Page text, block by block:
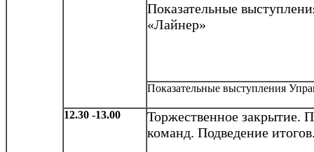
Показательные
«Лайнер»
Показательные выступления
12.30 -13.00
Торжественное закрытие.
команд. Подведение